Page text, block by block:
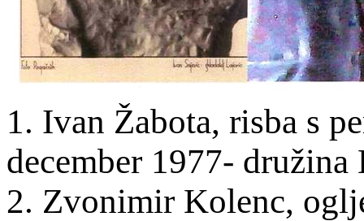
1. Ivan Žabota, risba s
december 1977-
2. Zvonimir Kolenc,